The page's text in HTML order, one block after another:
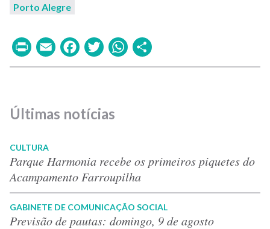
Porto Alegre
PrintEmailFacebook
TwitterWhatsApp
Últimas notícias
CULTURA
Parque Harmonia recebe os primeiros piquetes do
Acampamento Farroupilha
GABINETE DE COMUNICAÇÃO SOCIAL
Previsão de pautas: domingo, 9 de agosto